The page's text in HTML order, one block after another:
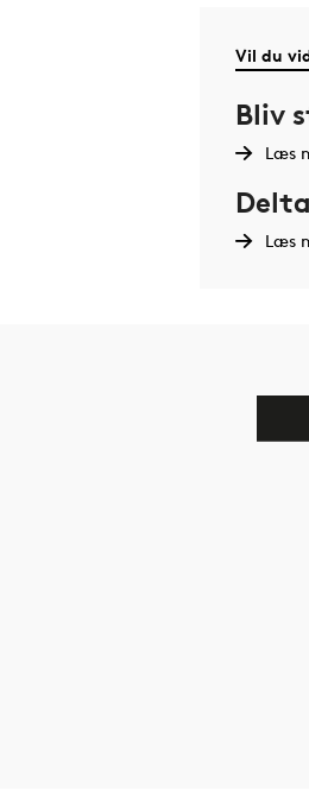
Vil du
Bliv
Læs
Læs